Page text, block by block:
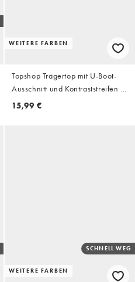
WEITERE FARBEN
Topshop Trägertop mit U-Boot-
Ausschnitt und Kontraststreifen in
Schokobraun
15,99 €
WEITERE FARBEN
SCHNELL WEG